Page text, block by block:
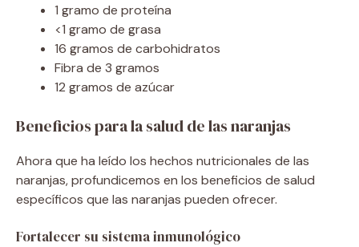
1 gramo de proteína
<1 gramo de grasa
16 gramos de carbohidratos
Fibra de 3 gramos
12 gramos de azúcar
Beneficios para la salud de las naranjas
Ahora que ha leído los hechos nutricionales de las
naranjas, profundicemos en los beneficios de salud
específicos que las naranjas pueden ofrecer.
Fortalecer su sistema inmunológico